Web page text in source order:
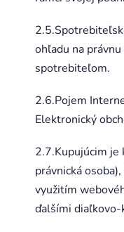
ohľadu na
spotrebiteľom.
2.6.Pojem
Elektronický
2.7.Kupujúcim je
právnická
využitím
ďalšími